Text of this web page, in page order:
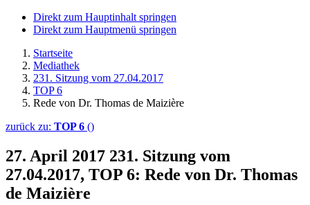
Direkt zum Hauptinhalt springen
Direkt zum Hauptmenü springen
Startseite
Mediathek
231. Sitzung vom 27.04.2017
TOP 6
Rede von Dr. Thomas de Maizière
zurück zu: TOP 6 ()
27. April 2017 231. Sitzung vom
27.04.2017, TOP 6: Rede von Dr. Thomas
de Maizière